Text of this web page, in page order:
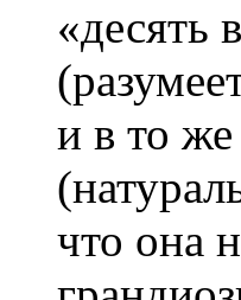
«десять
и в то
что она